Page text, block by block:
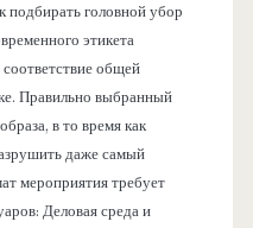
подбирать головной убор
этикета
общей
Правильно выбранный
в то время как
даже самый
мероприятия требует
Деловая среда и